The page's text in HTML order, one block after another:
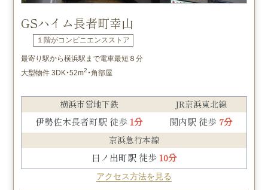
GSハイム長者町幸山
１階がコンビニエンスストア
最寄り駅から横浜駅まで電車最短８分
大型物件 3DK・52m2 ・角部屋
横浜市営地下鉄
伊勢佐木長者町駅 徒歩 1分
JR京浜東北線
関内駅 徒歩 7分
京浜急行本線
日ノ出町駅 徒歩 10分
アクセス方法を見る